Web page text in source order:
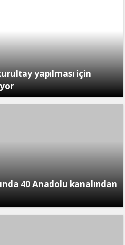
yapılması için
40 Anadolu kanalından